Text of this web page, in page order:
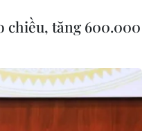
vững vàng ngôi
chiều, tăng 600.000